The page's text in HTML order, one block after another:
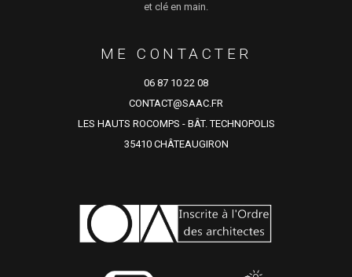
et clé en main.
ME CONTACTER
06 87 10 22 08
CONTACT@SAAC.FR
LES HAUTS ROCOMPS - BÂT. TECHNOPOLIS
35410 CHÂTEAUGIRON